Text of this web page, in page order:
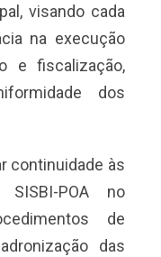
visando cada
na execução
e fiscalização,
dos
continuidade às
POA no
de
das